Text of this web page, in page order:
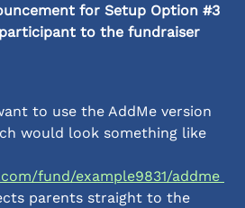
for Setup Option #3
to the fundraiser
to use the AddMe version
would look something like
fund/example9831/addme
parents straight to the